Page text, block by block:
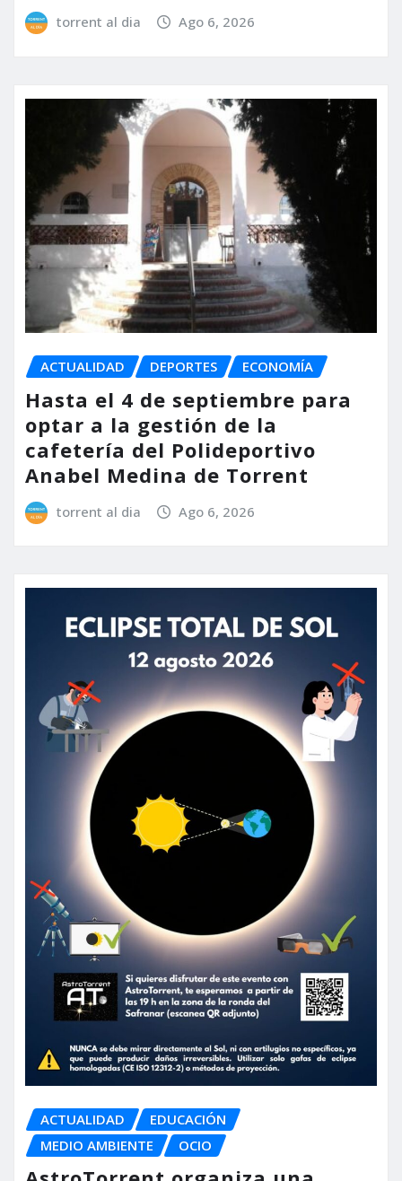
torrent al dia Ago 6, 2026
ACTUALIDAD DEPORTES ECONOMÍA
Hasta el 4 de septiembre para
optar a la gestión de la
cafetería del Polideportivo
Anabel Medina de Torrent
torrent al dia Ago 6, 2026
ACTUALIDAD
EDUCACIÓN
MEDIO AMBIENTE
OCIO